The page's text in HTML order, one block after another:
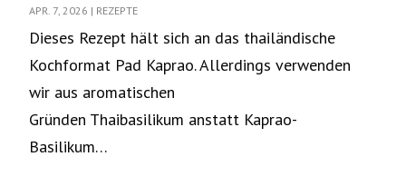
APR. 7, 2026 | REZEPTE
Dieses Rezept hält sich an das thailändische
Kochformat Pad Kaprao. Allerdings verwenden
wir aus aromatischen
Gründen Thaibasilikum anstatt Kaprao-
Basilikum…